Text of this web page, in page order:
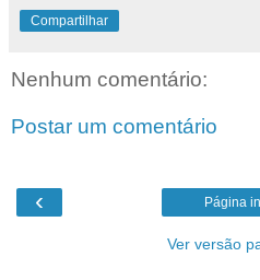
Compartilhar
Nenhum comentário:
Postar um comentário
‹ Página
Ver versão